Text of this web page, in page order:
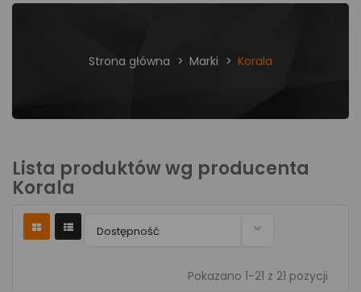
Strona główna Marki Korala
Lista produktów wg producenta
Korala
Dostępność 
Pokazano 1-21 z 21 pozycji